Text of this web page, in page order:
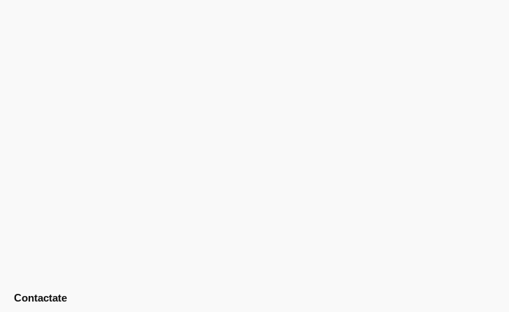
Contactate